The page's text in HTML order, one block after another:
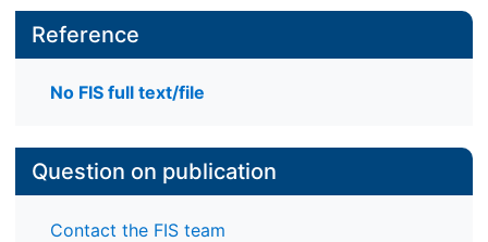
Reference
No FIS full text/file
Question on publication
Contact the FIS team